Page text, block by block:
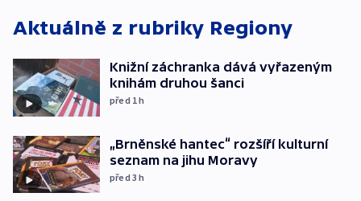
Aktuálně z rubriky Regiony
Knižní záchranka dává vyřazeným
knihám druhou šanci
před 1h
„Brněnské hantec“ rozšíří kulturní
seznam na jihu Moravy
před 3h